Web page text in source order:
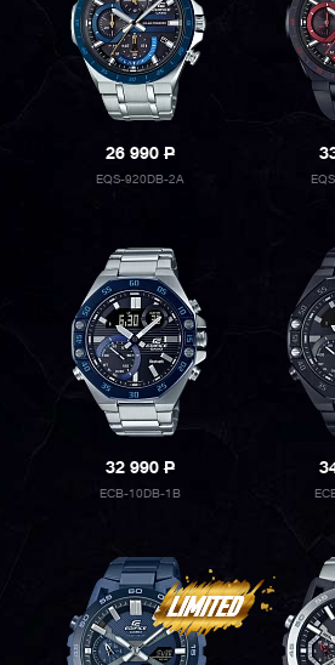
26 990P
EQS-920DB-2A
32 990P
ECB-10DB-1B